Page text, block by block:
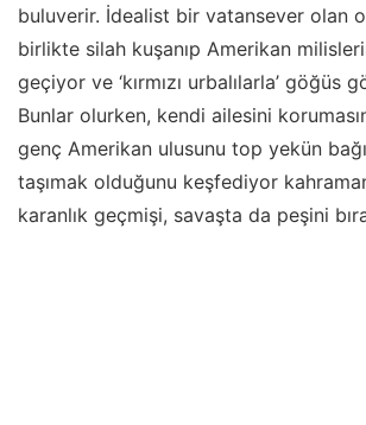
buluverir. İdealist bir vatansever olan
birlikte silah kuşanıp Amerikan
geçiyor ve ‘kırmızı urbalılarla’ göğüs
Bunlar olurken, kendi ailesini
genç Amerikan ulusunu top yekün
taşımak olduğunu keşfediyor
karanlık geçmişi, savaşta da peşini